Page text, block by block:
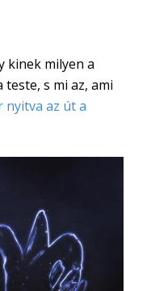
kinek milyen a
s mi az, ami
nyitva az út a